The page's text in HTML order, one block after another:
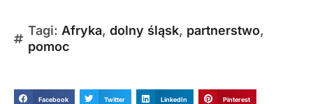
Tagi: Afryka, dolny śląsk, partnerstwo,
pomoc
Facebook Twitter LinkedIn Pinterest